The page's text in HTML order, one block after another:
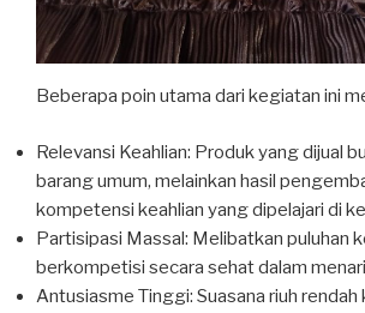
Beberapa poin utama dari kegiatan ini
Relevansi Keahlian: Produk yang dijual
barang umum, melainkan hasil
kompetensi keahlian yang dipelajari di
Partisipasi Massal: Melibatkan puluhan
berkompetisi secara sehat dalam
Antusiasme Tinggi: Suasana riuh